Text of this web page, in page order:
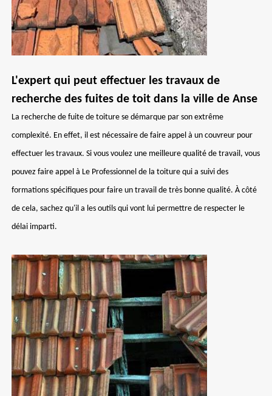
L'expert qui peut effectuer les travaux de
recherche des fuites de toit dans la ville de Anse
La recherche de fuite de toiture se démarque par son extrême
complexité. En effet, il est nécessaire de faire appel à un couvreur pour
effectuer les travaux. Si vous voulez une meilleure qualité de travail, vous
pouvez faire appel à Le Professionnel de la toiture qui a suivi des
formations spécifiques pour faire un travail de très bonne qualité. À côté
de cela, sachez qu'il a les outils qui vont lui permettre de respecter le
délai imparti.